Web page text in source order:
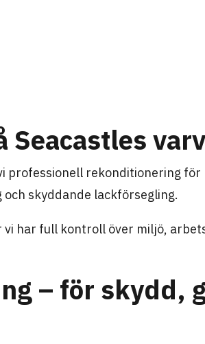
professionell rekonditionering
skyddande lackförsegling.
har full kontroll över miljö,
– för skydd,